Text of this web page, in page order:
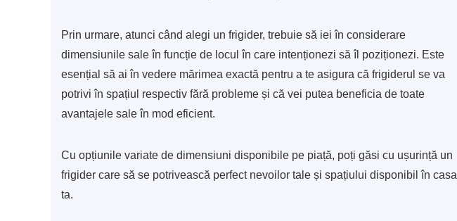
Prin urmare, atunci când alegi un frigider, trebuie să iei în considerare
dimensiunile sale în funcție de locul în care intenționezi să îl poziționezi. Este
esențial să ai în vedere mărimea exactă pentru a te asigura că frigiderul se va
potrivi în spațiul respectiv fără probleme și că vei putea beneficia de toate
avantajele sale în mod eficient.
Cu opțiunile variate de dimensiuni disponibile pe piață, poți găsi cu ușurință un
frigider care să se potrivească perfect nevoilor tale și spațiului disponibil în casa
ta.